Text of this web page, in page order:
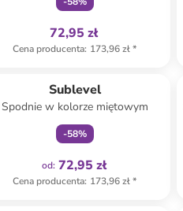
72,95 zł
Cena producenta: 173,96 zł*
Sublevel
Spodnie w kolorze miętowym
-58%
od: 72,95 zł
Cena producenta: 173,96 zł*